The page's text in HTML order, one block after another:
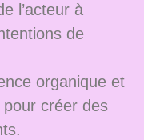
l’acteur à
de
organique et
pour créer des